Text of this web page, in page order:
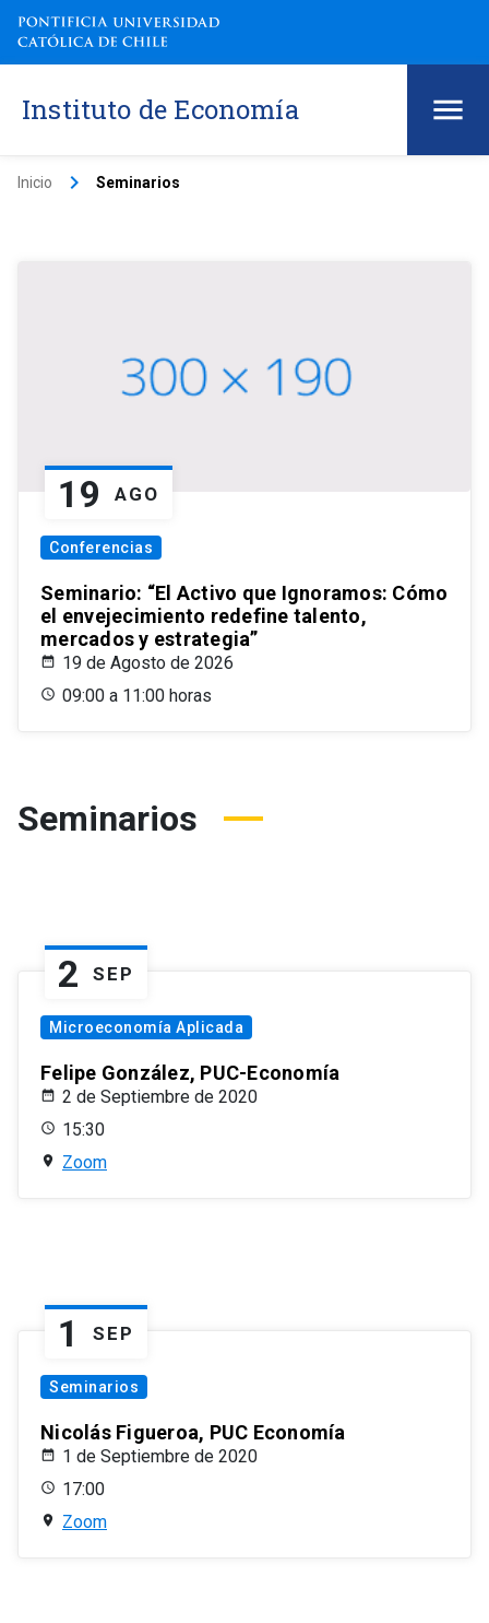
Instituto de Economía
Inicio keyboard_arrow_right Seminarios
19 AGO
Conferencias
Seminario: “El Activo que Ignoramos: Cómo
el envejecimiento redefine talento,
mercados y estrategia”
19 de Agosto de 2026
09:00 a 11:00 horas
Seminarios
2 SEP
Microeconomía Aplicada
Felipe González, PUC-Economía
2 de Septiembre de 2020
15:30
Zoom
1 SEP
Seminarios
Nicolás Figueroa, PUC Economía
1 de Septiembre de 2020
17:00
Zoom